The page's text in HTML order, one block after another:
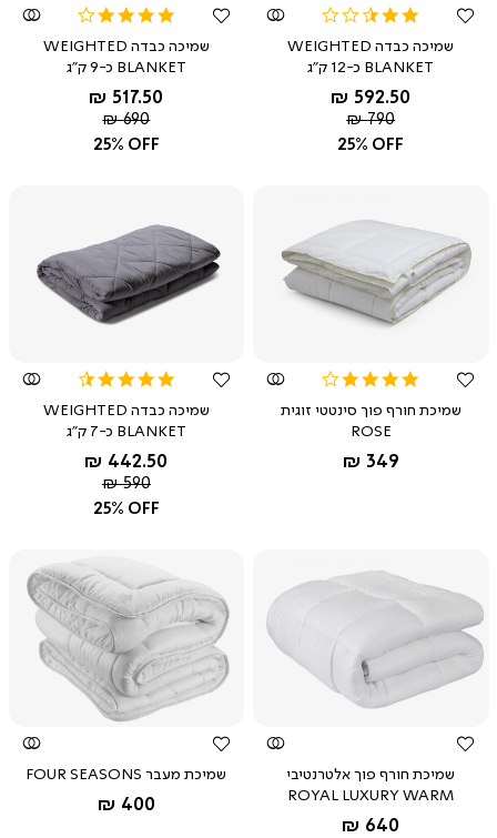
2.4
rating
שמיכה כבדה WEIGHTED
BLANKET כ-12 ק"ג
החל מ-
592.50 ₪
מחיר
רגיל
790 ₪
25% OFF
rating
שמיכה כבדה WEIGHTED
BLANKET כ-9 ק"ג
החל מ-
517.50 ₪
מחיר
רגיל
690 ₪
25% OFF
צפייה
מהירה
4.0
rating
שמיכת חורף פוך סינטטי זוגית
ROSE
החל מ-
349 ₪
צפייה
מהירה
rating
שמיכה כבדה WEIGHTED
BLANKET כ-7 ק"ג
החל מ-
442.50 ₪
מחיר
רגיל
590 ₪
25% OFF
צפייה
מהירה
שמיכת חורף פוך אלטרנטיבי
ROYAL LUXURY WARM
החל מ-
640 ₪
צפייה
מהירה
שמיכת מעבר FOUR SEASONS
החל מ-
400 ₪לבן